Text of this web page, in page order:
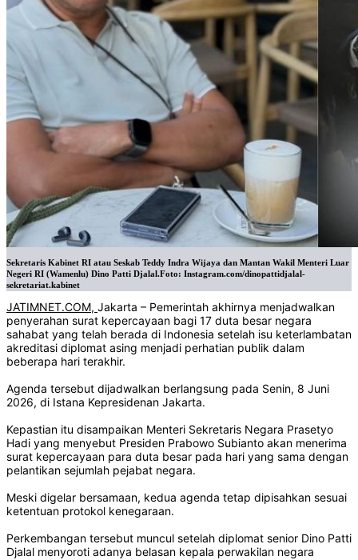
Sekretaris Kabinet RI atau Seskab Teddy Indra Wijaya dan Mantan Wakil Menteri Luar
Negeri RI (Wamenlu) Dino Patti Djalal.Foto: Instagram.com/dinopattidjalal-
sekretariat.kabinet
JATIMNET.COM, Jakarta – Pemerintah akhirnya menjadwalkan
penyerahan surat kepercayaan bagi 17 duta besar negara
sahabat yang telah berada di Indonesia setelah isu keterlambatan
akreditasi diplomat asing menjadi perhatian publik dalam
beberapa hari terakhir.
Agenda tersebut dijadwalkan berlangsung pada Senin, 8 Juni
2026, di Istana Kepresidenan Jakarta.
Kepastian itu disampaikan Menteri Sekretaris Negara Prasetyo
Hadi yang menyebut Presiden Prabowo Subianto akan menerima
surat kepercayaan para duta besar pada hari yang sama dengan
pelantikan sejumlah pejabat negara.
Meski digelar bersamaan, kedua agenda tetap dipisahkan sesuai
ketentuan protokol kenegaraan.
Perkembangan tersebut muncul setelah diplomat senior Dino Patti
Djalal menyoroti adanya belasan kepala perwakilan negara